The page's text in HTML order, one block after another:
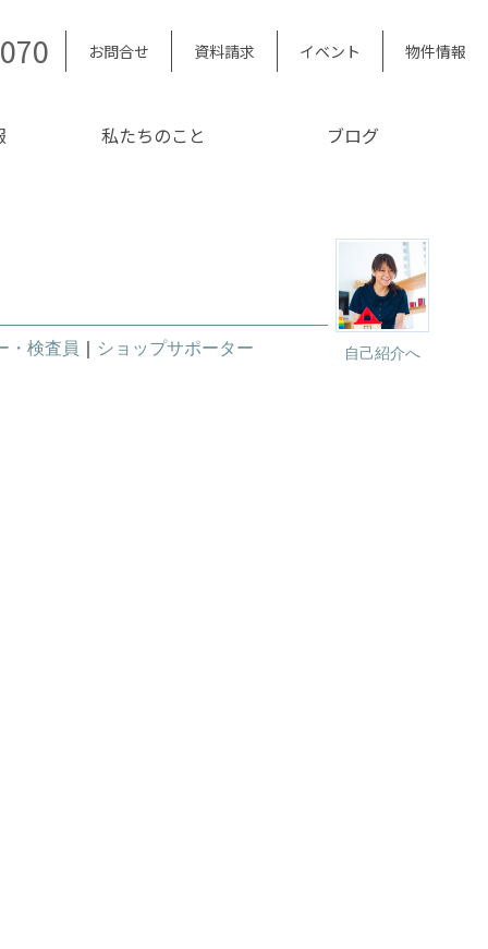
お問合せ 資料請求 イベント 物件情報
私たちのこと ブログ
自己紹介へ
・検査員 ショップサポーター